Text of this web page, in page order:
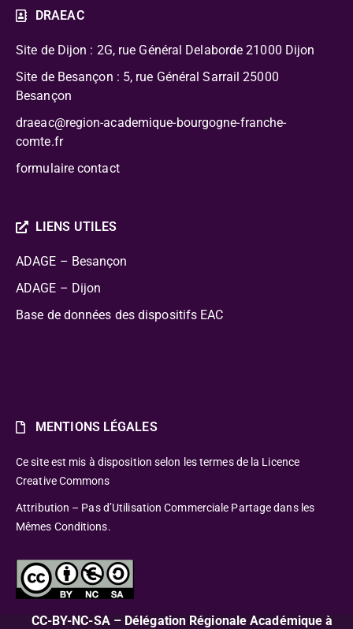
DRAEAC
Site de Dijon : 2G, rue Général Delaborde 21000 Dijon
Site de Besançon : 5, rue Général Sarrail 25000
Besançon
draeac@region-academique-bourgogne-franche-
comte.fr
formulaire contact
LIENS UTILES
ADAGE – Besançon
ADAGE – Dijon
Base de données des dispositifs EAC
MENTIONS LÉGALES
Ce site est mis à disposition selon les termes de la Licence
Creative Commons
Attribution – Pas d’Utilisation Commerciale Partage dans les
Mêmes Conditions.
CC-BY-NC-SA – Délégation Régionale Académique à